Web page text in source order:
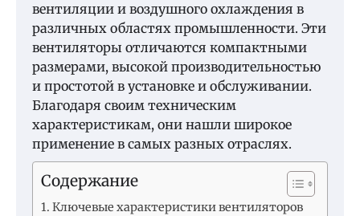
вентиляции и воздушного охлаждения в
различных областях промышленности. Эти
вентиляторы отличаются компактными
размерами, высокой производительностью
и простотой в установке и обслуживании.
Благодаря своим техническим
характеристикам, они нашли широкое
применение в самых разных отраслях.
Содержание
Ключевые характеристики вентиляторов